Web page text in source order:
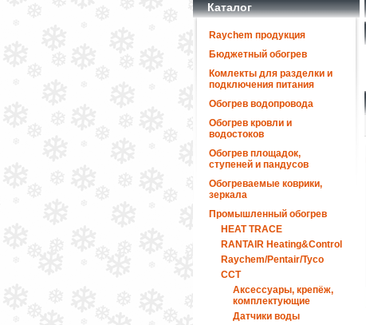
Каталог
Raychem продукция
Бюджетный обогрев
Комлекты для разделки и
подключения питания
Обогрев водопровода
Обогрев кровли и
водостоков
Обогрев площадок,
ступеней и пандусов
Обогреваемые коврики,
зеркала
Промышленный обогрев
HEAT TRACE
RANTAIR Heating&Control
Raychem/Pentair/Tyco
ССТ
Аксессуары, крепёж,
комплектующие
Датчики воды